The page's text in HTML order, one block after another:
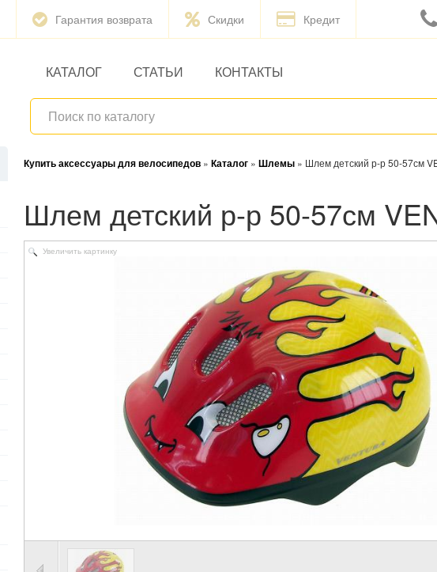
Гарантия возврата Скидки Кредит
КАТАЛОГ СТАТЬИ КОНТАКТЫ
Купить аксессуары для велосипедов » Каталог » Шлемы » Шлем детский р-р 50-57см
Шлем детский р-р 50-57см
Увеличить картинку